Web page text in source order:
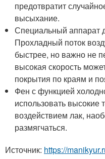
предотвратит
высыхание.
Специальный аппарат
Прохладный поток
быстрее, но важно не
высокая скорость
покрытия по краям и
Фен с функцией
использовать высокие
воздействием лак,
размягчаться.
Источник: https://